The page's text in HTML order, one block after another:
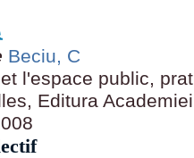
Beciu, C
l'espace public,
Editura